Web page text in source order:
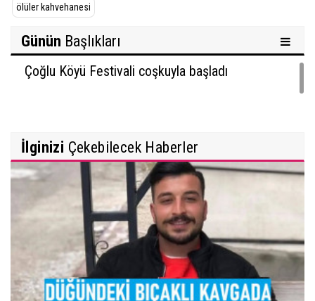
ölüler kahvehanesi
Günün Başlıkları
Çoğlu Köyü Festivali coşkuyla başladı
İlginizi Çekebilecek Haberler